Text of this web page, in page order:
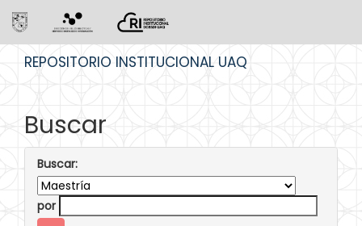
REPOSITORIO INSTITUCIONAL UAQ
Buscar
Buscar:
por